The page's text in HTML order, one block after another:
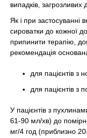
випадків,
Як і при застосуванні
сироватки до кожної
припинити терапію,
рекомендація
для пацієнтів з
для пацієнтів з
У пацієнтів з
61-90 мл/хв) до
мг/4 год (приблизно